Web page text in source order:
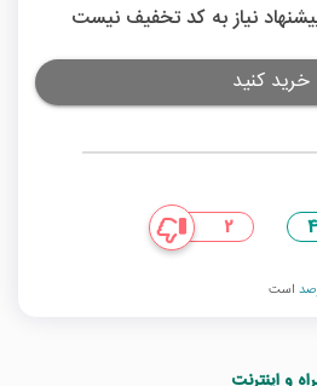
نیاز به کد تخفیف نیست
خرید کنید
4
2
است